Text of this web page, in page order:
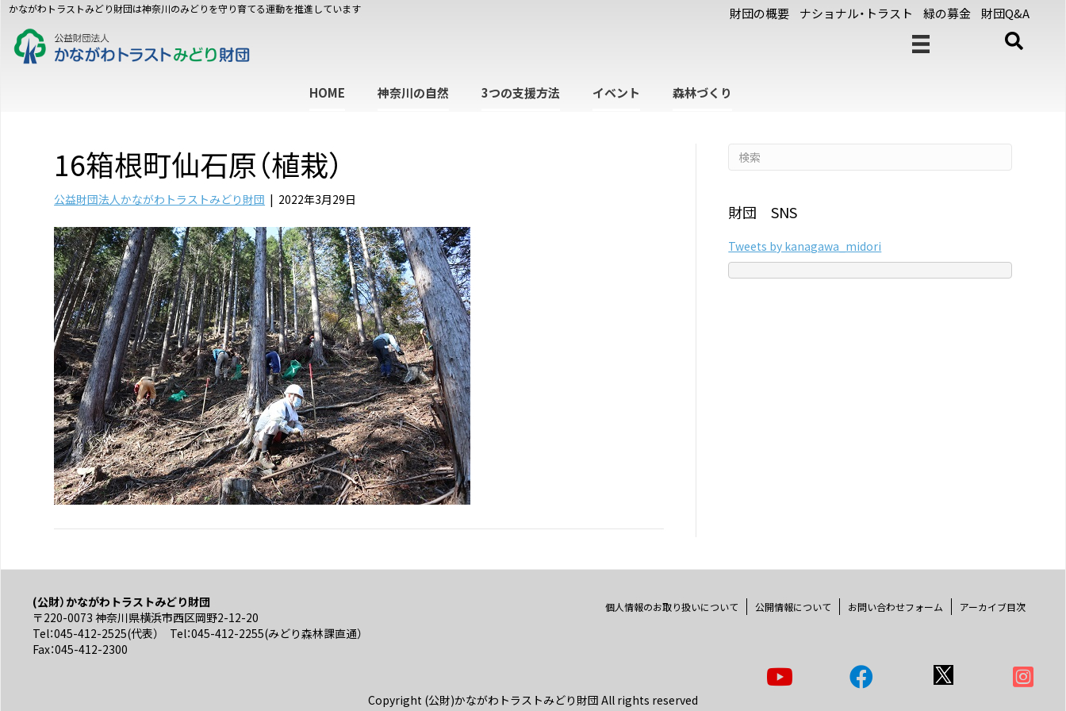
かながわトラストみどり財団は神奈川のみどりを守り育てる運動を推進しています 財団の概要 ナショナル・トラスト 緑の募金 財団Q&A
HOME 神奈川の自然 3つの支援方法 イベント 森林づくり
16箱根町仙石原（植栽）
公益財団法人かながわトラストみどり財団 | 2022年3月29日
財団 SNS
Tweets by kanagawa_midori
(公財）かながわトラストみどり財団
〒220-0073 神奈川県横浜市西区岡野2-12-20
Tel：045-412-2525(代表） Tel：045-412-2255(みどり森林課直通）
Fax：045-412-2300
個人情報のお取り扱いについて 公開情報について お問い合わせフォーム アーカイブ目次
Copyright (公財)かながわトラストみどり財団 All rights reserved